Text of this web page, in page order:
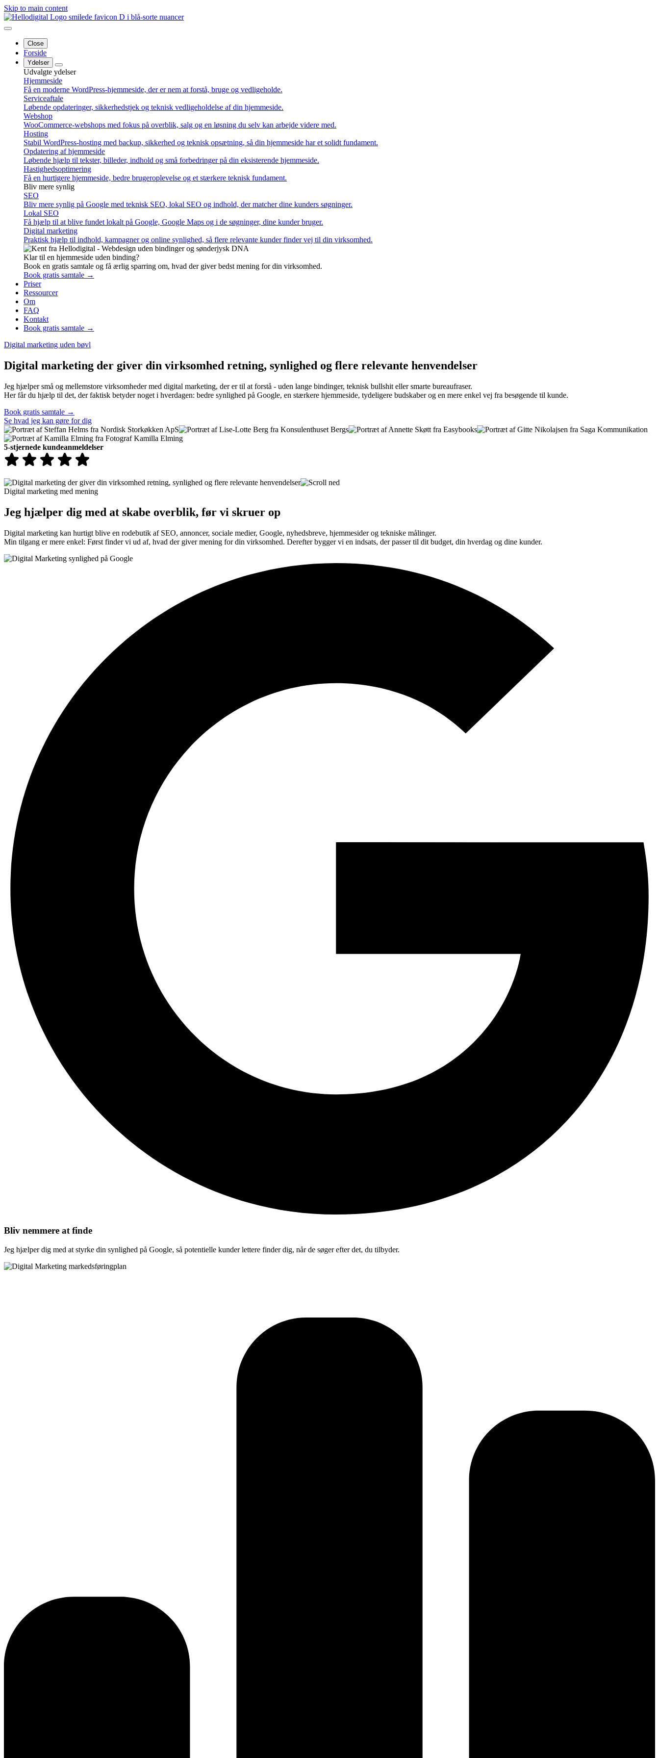
Skip to main content
Close
Forside
Ydelser
Udvalgte ydelser
Hjemmeside
Få en moderne WordPress-hjemmeside, der er nem at forstå, bruge og vedligeholde.
Serviceaftale
Løbende opdateringer, sikkerhedstjek og teknisk vedligeholdelse af din hjemmeside.
Webshop
WooCommerce-webshops med fokus på overblik, salg og en løsning du selv kan arbejde videre med.
Hosting
Stabil WordPress-hosting med backup, sikkerhed og teknisk opsætning, så din hjemmeside har et solidt fundament.
Opdatering af hjemmeside
Løbende hjælp til tekster, billeder, indhold og små forbedringer på din eksisterende hjemmeside.
Hastighedsoptimering
Få en hurtigere hjemmeside, bedre brugeroplevelse og et stærkere teknisk fundament.
Bliv mere synlig
SEO
Bliv mere synlig på Google med teknisk SEO, lokal SEO og indhold, der matcher dine kunders søgninger.
Lokal SEO
Få hjælp til at blive fundet lokalt på Google, Google Maps og i de søgninger, dine kunder bruger.
Digital marketing
Praktisk hjælp til indhold, kampagner og online synlighed, så flere relevante kunder finder vej til din virksomhed.
Klar til en hjemmeside uden binding?
Book en gratis samtale og få ærlig sparring om, hvad der giver bedst mening for din virksomhed.
Book gratis samtale →
Priser
Ressourcer
Om
FAQ
Kontakt
Book gratis samtale →
Digital marketing uden bøvl
Digital marketing der giver din virksomhed retning, synlighed og flere relevante henvendelser
Jeg hjælper små og mellemstore virksomheder med digital marketing, der er til at forstå - uden lange bindinger, teknisk bullshit eller smarte bureaufraser.
Her får du hjælp til det, der faktisk betyder noget i hverdagen: bedre synlighed på Google, en stærkere hjemmeside, tydeligere budskaber og en mere enkel vej fra besøgende til kunde.
Book gratis samtale →
Se hvad jeg kan gøre for dig
5-stjernede kundeanmeldelser
Digital marketing med mening
Jeg hjælper dig med at skabe overblik, før vi skruer op
Digital marketing kan hurtigt blive en rodebutik af SEO, annoncer, sociale medier, Google, nyhedsbreve, hjemmesider og tekniske målinger.
Min tilgang er mere enkel: Først finder vi ud af, hvad der giver mening for din virksomhed. Derefter bygger vi en indsats, der passer til dit budget, din hverdag og dine kunder.
Bliv nemmere at finde
Jeg hjælper dig med at styrke din synlighed på Google, så potentielle kunder lettere finder dig, når de søger efter det, du tilbyder.